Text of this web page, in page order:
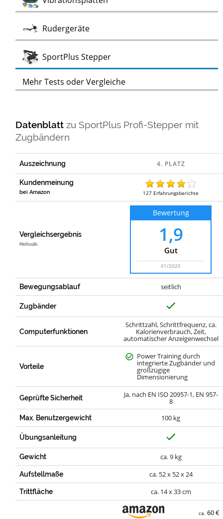
RudergeräteTest
SportPlus StepperTest
Mehr Tests oder Vergleiche
Datenblattzu SportPlus Profi-Stepper mit
Zugbändern
Auszeichnung
Kundenmeinung
bei Amazon 127 Erfahrungsberichte
Vergleichsergebnis
Methodik
Bewertung
1,9
Gut
01/2025
Bewegungsablauf seitlich
Zugbänder
Computerfunktionen
Schrittzahl, Schrittfrequenz, ca.
Kalorienverbrauch, Zeit,
automatischer Anzeigenwechsel
Vorteile
Power Training durch
integrierte Zugbänder und
großzügige
Dimensionierung
Geprüfte Sicherheit Ja, nach EN ISO 20957-1, EN 957-
8
Max. Benutzergewicht 100 kg
Übungsanleitung
Gewicht ca. 9 kg
Aufstellmaße ca. 52 x 52 x 24
Trittfläche ca. 14 x 33 cm
ca.60 €